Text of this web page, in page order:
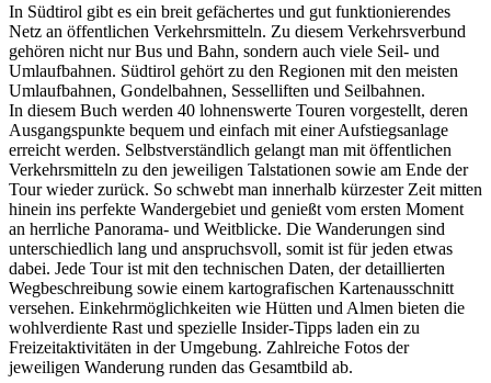
In Südtirol gibt es ein breit gefächertes und gut funktionierendes
Netz an öffentlichen Verkehrsmitteln. Zu diesem Verkehrsverbund
gehören nicht nur Bus und Bahn, sondern auch viele Seil- und
Umlaufbahnen. Südtirol gehört zu den Regionen mit den meisten
Umlaufbahnen, Gondelbahnen, Sesselliften und Seilbahnen.
In diesem Buch werden 40 lohnenswerte Touren vorgestellt, deren
Ausgangspunkte bequem und einfach mit einer Aufstiegsanlage
erreicht werden. Selbstverständlich gelangt man mit öffentlichen
Verkehrsmitteln zu den jeweiligen Talstationen sowie am Ende der
Tour wieder zurück. So schwebt man innerhalb kürzester Zeit mitten
hinein ins perfekte Wandergebiet und genießt vom ersten Moment
an herrliche Panorama- und Weitblicke. Die Wanderungen sind
unterschiedlich lang und anspruchsvoll, somit ist für jeden etwas
dabei. Jede Tour ist mit den technischen Daten, der detaillierten
Wegbeschreibung sowie einem kartografischen Kartenausschnitt
versehen. Einkehrmöglichkeiten wie Hütten und Almen bieten die
wohlverdiente Rast und spezielle Insider-Tipps laden ein zu
Freizeitaktivitäten in der Umgebung. Zahlreiche Fotos der
jeweiligen Wanderung runden das Gesamtbild ab.